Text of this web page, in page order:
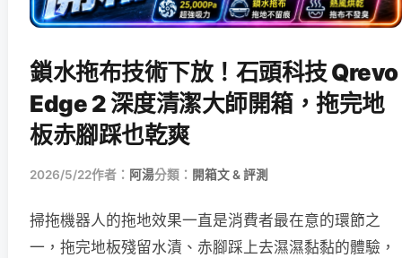
鎖水拖布技術下放！石頭科技 Qrevo
Edge 2 深度清潔大師開箱，拖完地
板赤腳踩也乾爽
2026/5/22作者： 阿湯分類： 開箱文 & 評測
掃拖機器人的拖地效果一直是消費者最在意的環節之
一，拖完地板殘留水漬、赤腳踩上去濕濕黏黏的體驗，